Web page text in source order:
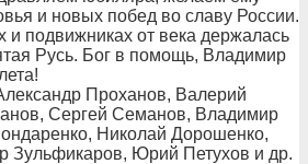
и новых побед во славу России.
и подвижниках от века держалась
Русь. Бог в помощь, Владимир
Проханов, Валерий
Сергей Семанов, Владимир
Николай Дорошенко,
Зульфикаров, Юрий Петухов и др.